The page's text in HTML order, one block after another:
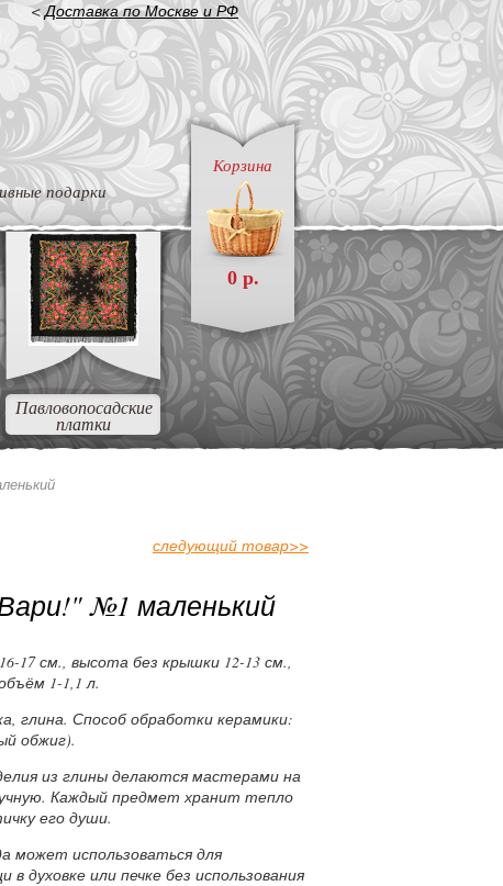
<Доставка по Москве и РФ
Корзина
0 р.
подарки
Павловопосадские
платки
следующий товар>>
№1 маленький
17 см., высота без крышки 12-13 см.,
1-1,1 л.
глина. Способ обработки керамики:
обжиг).
из глины делаются мастерами на
Каждый предмет хранит тепло
его души.
может использоваться для
в духовке или печке без использования